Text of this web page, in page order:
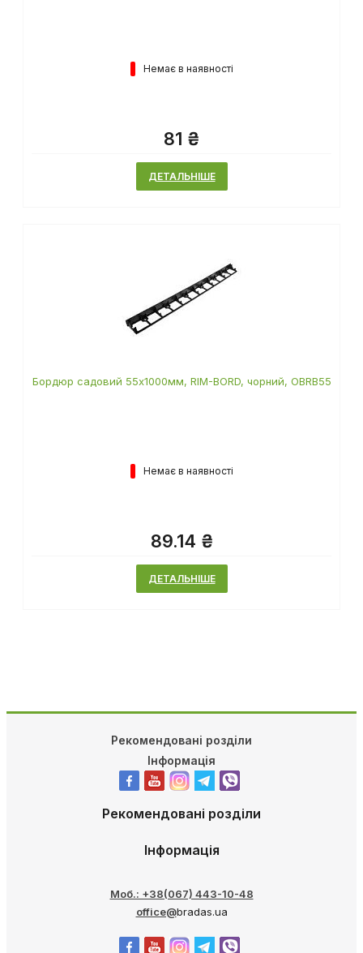
Немає в наявності
81 ₴
ДЕТАЛЬНІШЕ
Бордюр садовий 55х1000мм, RIM-BORD, чорний, OBRB55
Немає в наявності
89.14 ₴
ДЕТАЛЬНІШЕ
Рекомендовані розділи
Інформація
Рекомендовані розділи
Інформація
Моб.: +38(067) 443-10-48
office@bradas.ua